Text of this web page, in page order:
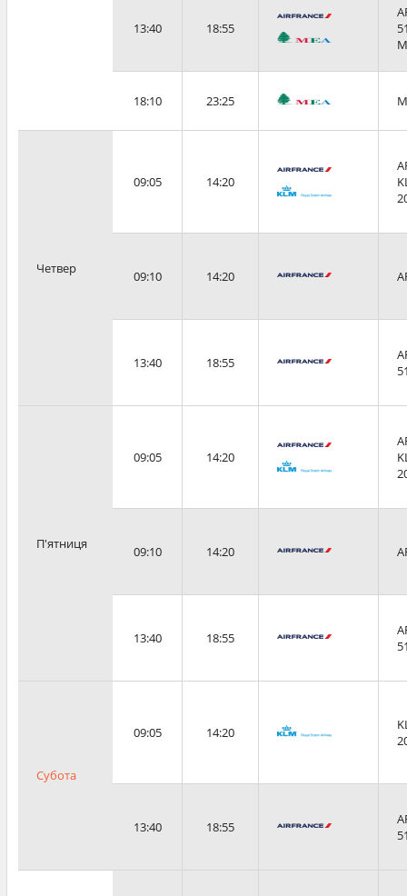
13:40 18:55
18:10 23:25
Четвер
09:05 14:20
09:10 14:20
13:40 18:55
П'ятниця
09:05 14:20
09:10 14:20
13:40 18:55
Субота
09:05 14:20
13:40 18:55